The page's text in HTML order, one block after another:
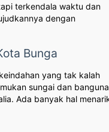
terkendala waktu dan
dengan
Bunga
yang tak kalah
sungai dan
Ada banyak hal